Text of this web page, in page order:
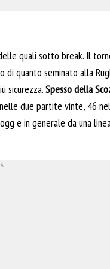
quali sotto break. Il
quanto seminato alla
sicurezza.Spesso della
due partite vinte, 46
e in generale da una